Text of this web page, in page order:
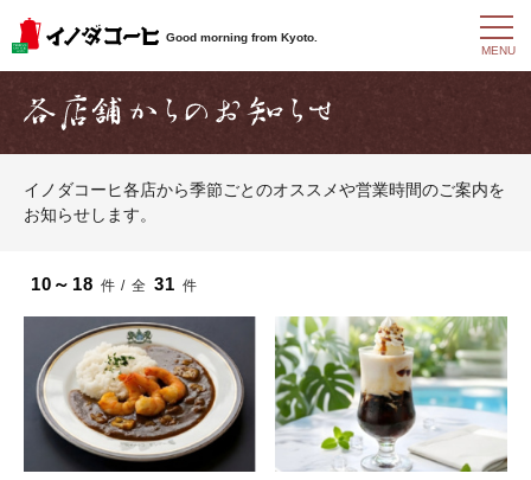
Good morning from Kyoto.
t
o
n
v
o
n
MENU
イノダコーヒ各店から季節ごとのオススメや営業時間のご案内を
お知らせします。
10～18 件 / 全 31 件